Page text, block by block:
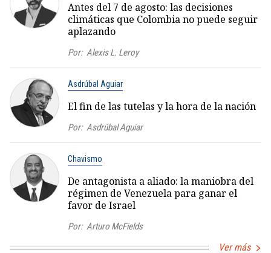
Antes del 7 de agosto: las decisiones
climáticas que Colombia no puede seguir
aplazando
Por: Alexis L. Leroy
Asdrúbal Aguiar
El fin de las tutelas y la hora de la nación
Por: Asdrúbal Aguiar
Chavismo
De antagonista a aliado: la maniobra del
régimen de Venezuela para ganar el
favor de Israel
Por: Arturo McFields
Ver más